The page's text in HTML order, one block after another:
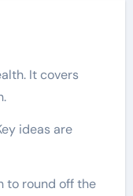
It covers
ideas are
to round off the